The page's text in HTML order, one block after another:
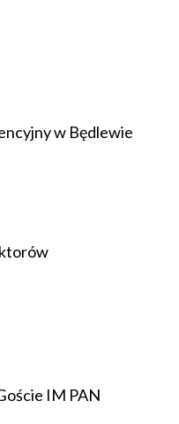
w Będlewie
IM PAN